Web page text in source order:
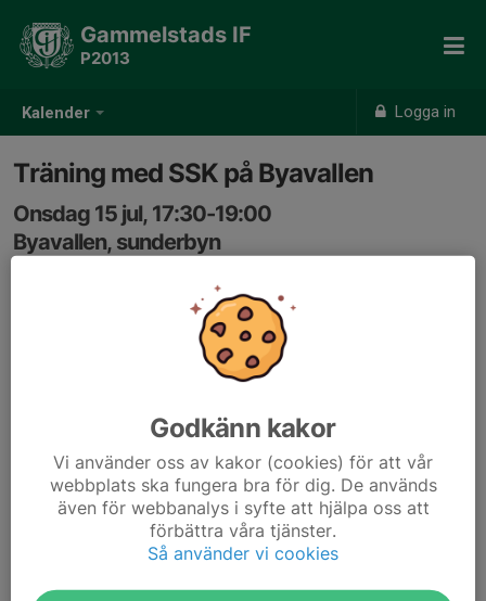
Kalender Logga in
Gammelstads IF
P2013
Träning med SSK på Byavallen
Onsdag 15 jul, 17:30-19:00
Byavallen, sunderbyn
Godkänn kakor
Vi använder oss av kakor (cookies) för att vår
webbplats ska fungera bra för dig. De används
även för webbanalys i syfte att hjälpa oss att
förbättra våra tjänster.
Så använder vi cookies